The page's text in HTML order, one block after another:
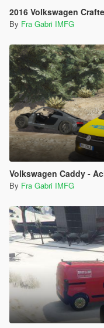
2016 Volkswagen
By Fra Gabri IMFG
Volkswagen Caddy -
By Fra Gabri IMFG